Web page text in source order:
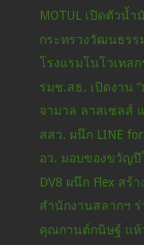
MOTUL เปิดตัวน้ำ
กระทรวงวัฒนธรร
โรงแรมโนโวเทล
รมช.สธ. เปิดงาน
จามาล ลาสเซลส์
สสว. ผนึก LINE for
อว. มอบของขวัญปี
DV8 ผนึก Flex สร้
สำนักงานสลากฯ
คุณกานต์กนิษฐ์ แห้